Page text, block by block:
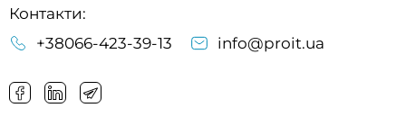
Контакти:
+38066-423-39-13
info@proit.ua